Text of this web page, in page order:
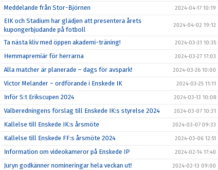
Meddelande från Stor-Björnen 2024-04-17 10:19
EIK och Stadium har glädjen att presentera årets
kupongerbjudande på fotboll
2024-04-02 19:12
Ta nästa kliv med öppen akademi-träning! 2024-03-31 10:35
Hemmapremiär för herrarna 2024-03-27 17:03
Alla matcher är planerade – dags för avspark! 2024-03-26 10:00
Victor Melander – ordförande i Enskede IK 2024-03-25 11:11
Inför S:t Erikscupen 2024 2024-03-13 10:08
Valberedningens förslag till Enskede IK:s styrelse 2024 2024-03-07 10:31
Kallelse till Enskede IK:s årsmöte 2024-03-07 09:33
Kallelse till Enskede FF:s årsmöte 2024 2024-03-06 12:51
Information om videokameror på Enskede IP 2024-02-14 17:40
Juryn godkänner nomineringar hela veckan ut! 2024-02-13 09:00